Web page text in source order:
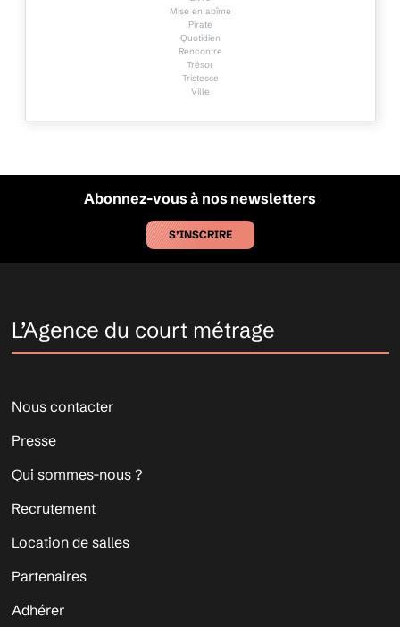
Mise en abîme
Pirate
Quotidien
Rencontre
Trésor
Tristesse
Ville
Abonnez-vous à nos newsletters
S’INSCRIRE
L’Agence du court métrage
Nous contacter
Presse
Qui sommes-nous ?
Recrutement
Location de salles
Partenaires
Adhérer